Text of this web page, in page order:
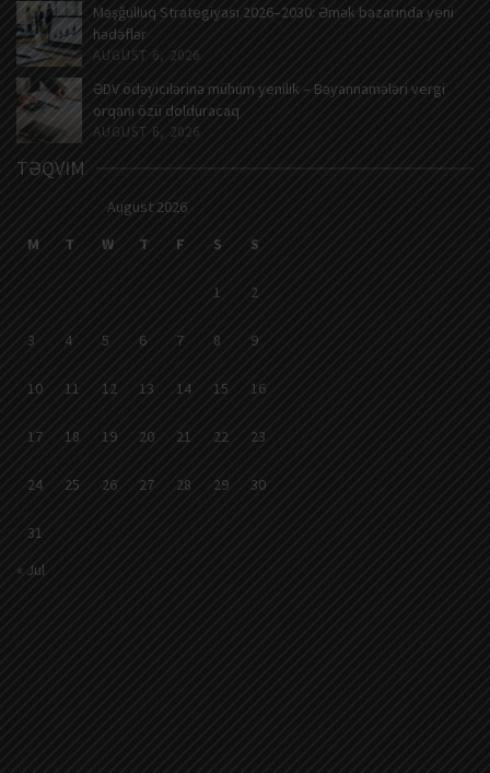
Məşğulluq Strategiyası 2026–2030: Əmək bazarında yeni
hədəflər
AUGUST 6, 2026
ƏDV ödəyicilərinə mühüm yenilik – Bəyannamələri vergi
orqanı özü dolduracaq
AUGUST 6, 2026
TƏQVIM
August 2026
M
T W T F S S
1 2
3 4 5 6 7 8 9
10 11 12 13 14 15 16
17 18 19 20 21 22 23
24 25 26 27 28 29 30
31
« Jul